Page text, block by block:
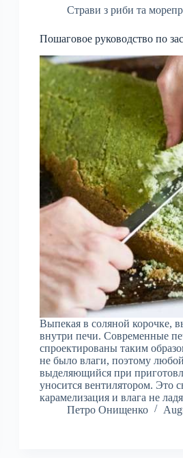
Страви з риби та
Пошаговое руководство по
Выпекая в соляной корочке,
внутри печи. Современные
спроектированы таким
не было влаги, поэтому
выделяющийся при
уносится вентилятором. Это
карамелизация и влага не
Петро Онищенко